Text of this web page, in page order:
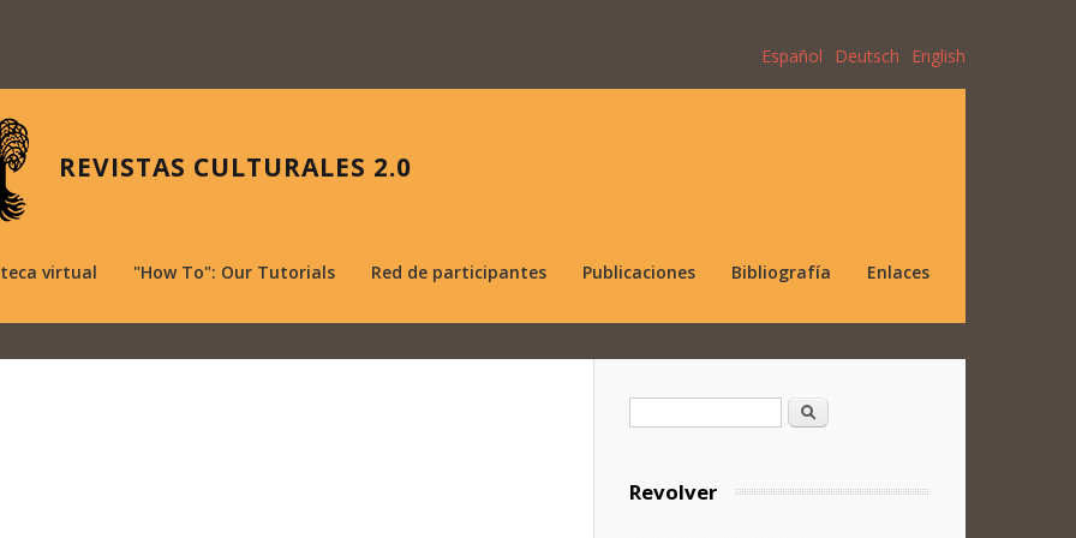
Español Deutsch English
REVISTAS CULTURALES 2.0
virtual "How To": Our Tutorials Red de participantes Publicaciones Bibliografía Enlaces
Formulario de búsqueda
Buscar
Revolver